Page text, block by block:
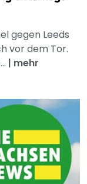
gegen Leeds
vor dem Tor.
| mehr